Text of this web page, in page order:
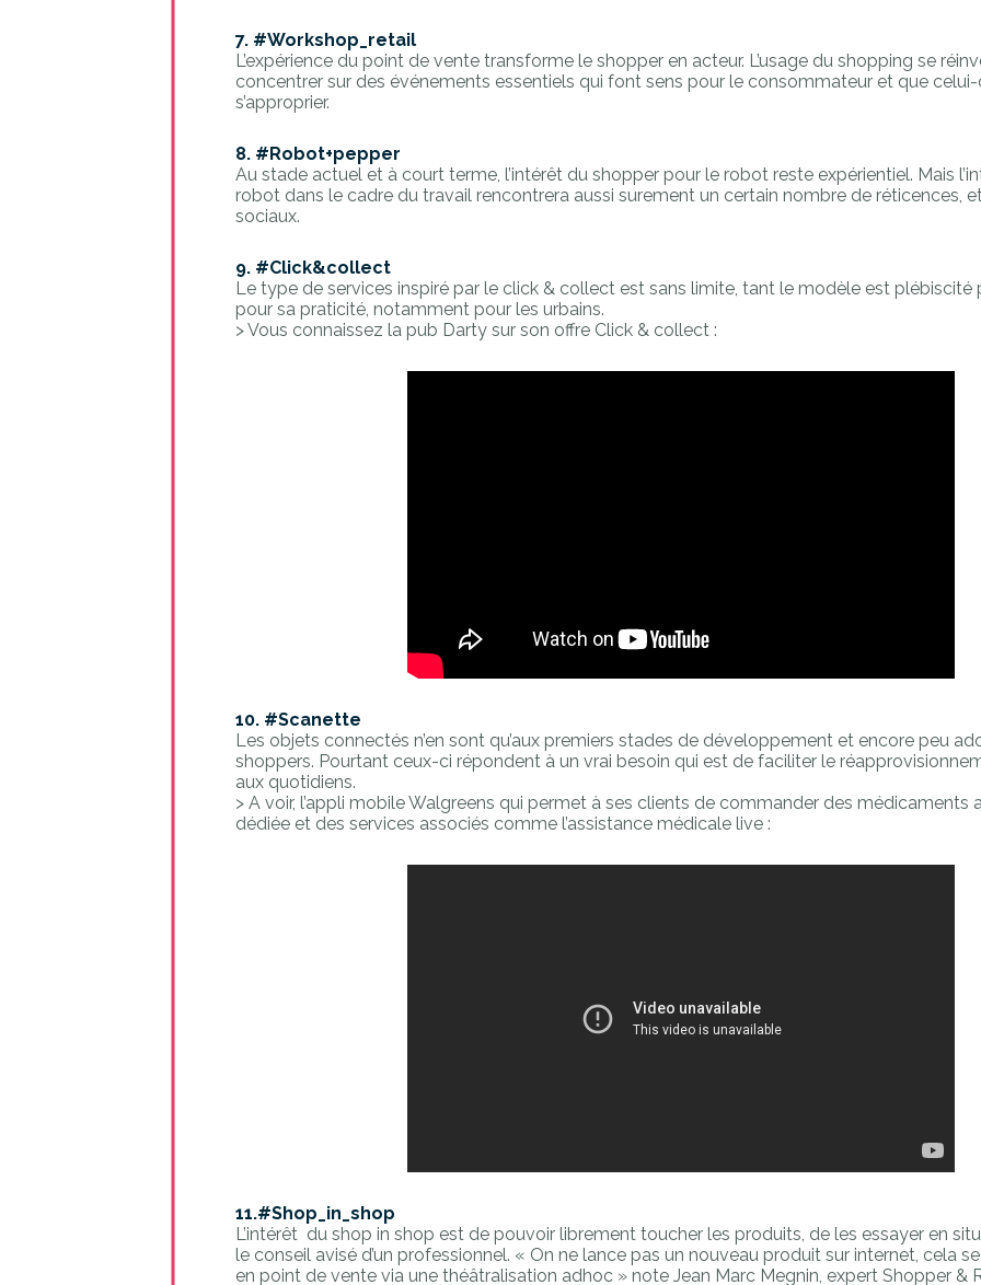
7. #Workshop_retail
L’expérience du point de vente transforme le shopper en acteur. L’usage du shopping se
concentrer sur des événements essentiels qui font sens pour le consommateur et que
s’approprier.
8. #Robot+pepper
Au stade actuel et à court terme, l’intérêt du shopper pour le robot reste expérientiel. Mais
robot dans le cadre du travail rencontrera aussi surement un certain nombre de réticences,
sociaux.
9. #Click&collect
Le type de services inspiré par le click & collect est sans limite, tant le modèle est plébiscité
pour sa praticité, notamment pour les urbains.
> Vous connaissez la pub Darty sur son offre Click & collect :
10. #Scanette
Les objets connectés n’en sont qu’aux premiers stades de développement et encore peu
shoppers. Pourtant ceux-ci répondent à un vrai besoin qui est de faciliter le
aux quotidiens.
> A voir, l’appli mobile Walgreens qui permet à ses clients de commander des médicaments
dédiée et des services associés comme l’assistance médicale live :
11.#Shop_in_shop
L’intérêt du shop in shop est de pouvoir librement toucher les produits, de les essayer en
le conseil avisé d’un professionnel. « On ne lance pas un nouveau produit sur internet, cela
en point de vente via une théâtralisation adhoc » note Jean Marc Megnin, expert Shopper &